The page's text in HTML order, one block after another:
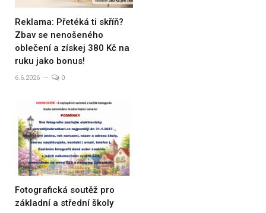
Reklama: Přetéká ti skříň?
Zbav se nenošeného
oblečení a získej 380 Kč na
ruku jako bonus!
6.6.2026 0
Fotografická soutěž pro
základní a střední školy